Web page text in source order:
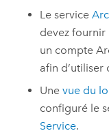
Le service
devez
un compte
afin d’utiliser
Unevue du
configuré le
Service.